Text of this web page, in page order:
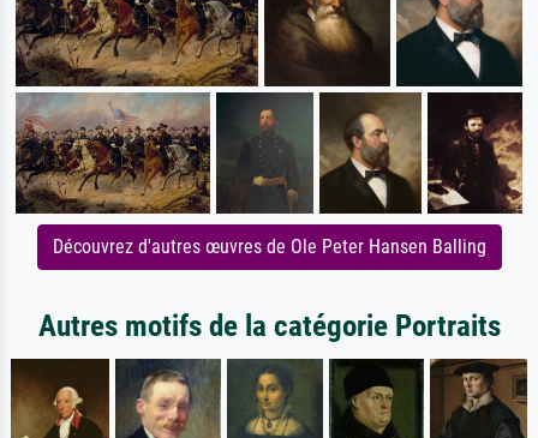
Découvrez d'autres œuvres de Ole Peter Hansen Balling
Autres motifs de la catégorie Portraits